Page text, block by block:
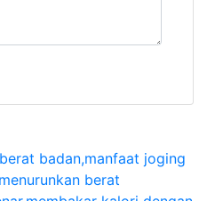
badan,manfaat joging
berat